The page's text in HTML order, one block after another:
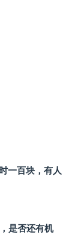
一百块，有人
是否还有机